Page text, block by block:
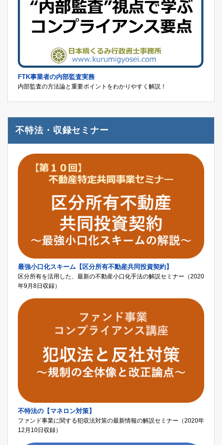
FTK事業者の内部監査実務
内部監査の方法論と重要ポイントをわかりやすく解説！
不特法・収録セミナー
最強小口化スキーム【区分所有不動産共同投資契約】
区分所有を活用した、最新の不動産小口化手法の解説セミナー（2020
年9月8日収録）
不特法の【マネロン対策】
ファンド事業に関する犯収法対策の最新情報の解説セミナー（2020年
12月10日収録）